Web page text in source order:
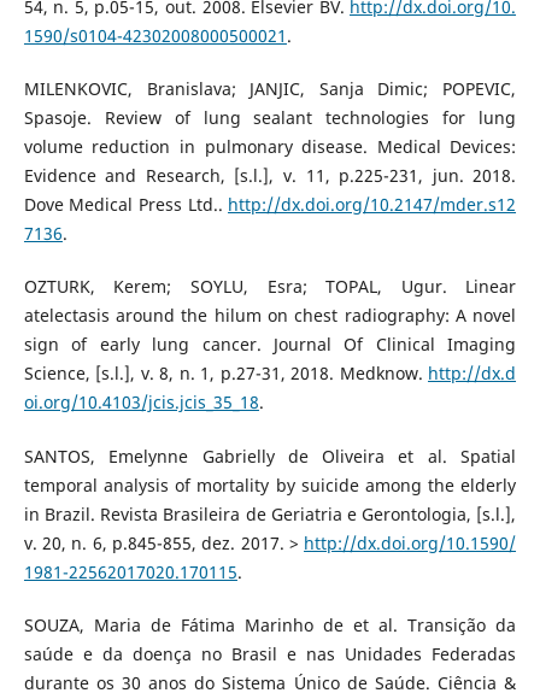
54, n. 5, p.05-15, out. 2008. Elsevier BV. http://dx.doi.org/10.
1590/s0104-42302008000500021 .
MILENKOVIC, Branislava; JANJIC, Sanja Dimic; POPEVIC,
Spasoje. Review of lung sealant technologies for lung
volume reduction in pulmonary disease. Medical Devices:
Evidence and Research, [s.l.], v. 11, p.225-231, jun. 2018.
Dove Medical Press Ltd.. http://dx.doi.org/10.2147/mder.s12
7136.
OZTURK, Kerem; SOYLU, Esra; TOPAL, Ugur. Linear
atelectasis around the hilum on chest radiography: A novel
sign of early lung cancer. Journal Of Clinical Imaging
Science, [s.l.], v. 8, n. 1, p.27-31, 2018. Medknow. http://dx.d
oi.org/10.4103/jcis.jcis_35_18.
SANTOS, Emelynne Gabrielly de Oliveira et al. Spatial
temporal analysis of mortality by suicide among the elderly
in Brazil. Revista Brasileira de Geriatria e Gerontologia, [s.l.],
v. 20, n. 6, p.845-855, dez. 2017. > http://dx.doi.org/10.1590/
1981-22562017020.170115.
SOUZA, Maria de Fátima Marinho de et al. Transição da
saúde e da doença no Brasil e nas Unidades Federadas
durante os 30 anos do Sistema Único de Saúde. Ciência &